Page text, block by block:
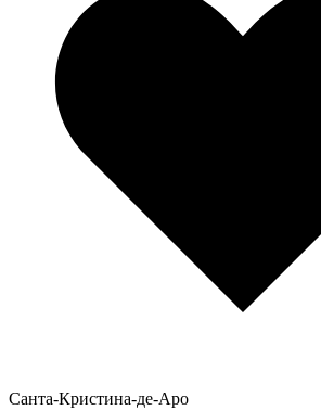
Санта-Кристина-де-Аро